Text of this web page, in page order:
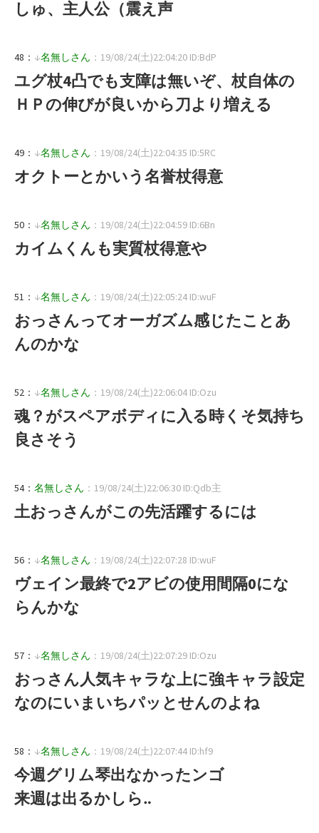
しゅ、主人公（震え声
48： ↓名無しさん ：19/08/24(土)22:04:20 ID:BdP
ユグ杖4凸でも支障は無いぞ、杖自体の
ＨＰの伸びが良いから刀より増える
49： ↓名無しさん ：19/08/24(土)22:04:35 ID:5RC
オクトーとかいう名誉杖得意
50： ↓名無しさん ：19/08/24(土)22:04:59 ID:6Bn
カイムくんも実質杖得意や
51： ↓名無しさん ：19/08/24(土)22:05:24 ID:wuF
おっさんってオーガズム感じたことあ
んのかな
52： ↓名無しさん ：19/08/24(土)22:06:04 ID:Ozu
魂？がスペアボディに入る時くそ気持ち
良さそう
54： 名無しさん ：19/08/24(土)22:06:30 ID:Qdb主
土おっさんがこの先活躍するには
56： ↓名無しさん ：19/08/24(土)22:07:28 ID:wuF
ヴェイン最終で2アビの使用間隔0にな
らんかな
57： ↓名無しさん ：19/08/24(土)22:07:29 ID:Ozu
おっさん人気キャラな上に強キャラ設定
なのにいまいちパッとせんのよね
58： ↓名無しさん ：19/08/24(土)22:07:44 ID:hf9
今週グリム琴出なかったンゴ
来週は出るかしら‥